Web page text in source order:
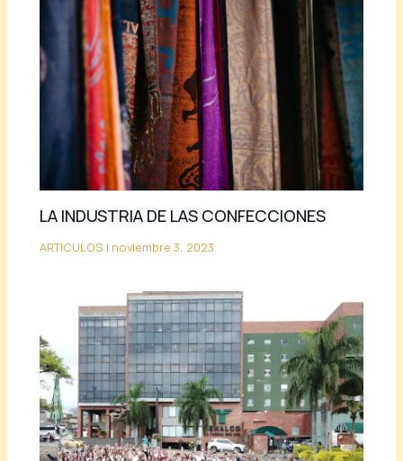
LA INDUSTRIA DE LAS CONFECCIONES
ARTICULOS | noviembre 3, 2023